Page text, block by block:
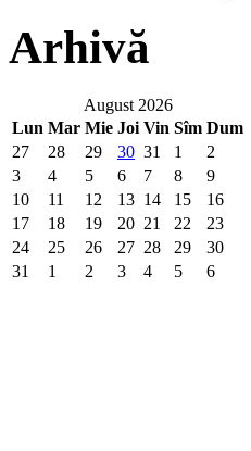
Arhivă
August 2026
Lun Mar Mie Joi Vin Sîm Dum
27
28 29 30 31 1
2
3
4 5 6 7 8
9
10
11 12 13 14 15
16
17
18 19 20 21 22
23
24
25 26 27 28 29
30
31
1 2 3 4 5 6